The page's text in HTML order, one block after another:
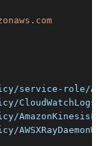
service-role/